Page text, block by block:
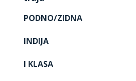
PODNO/ZIDNA
INDIJA
I KLASA